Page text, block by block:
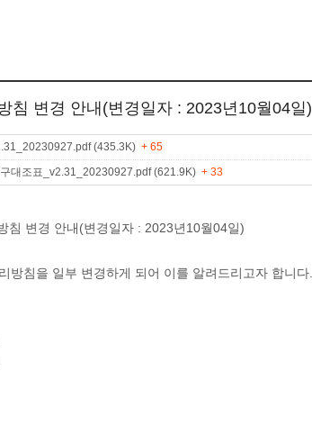
침 변경 안내(변경일자 : 2023년10월04일)
(435.3K) + 65
대조표_v2.31_20230927.pdf (621.9K) + 33
침 변경 안내(변경일자 : 2023년10월04일)
방침을 일부 변경하게 되어 이를 알려드리고자 합니다.